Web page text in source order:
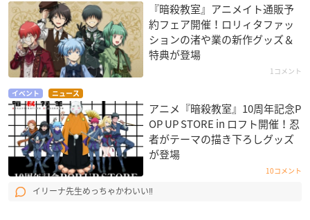
『暗殺教室』アニメイト通販予
約フェア開催！ロリィタファッ
ションの渚や業の新作グッズ＆
特典が登場
1コメント
イベント ニュース
アニメ『暗殺教室』10周年記念P
OP UP STORE in ロフト開催！忍
者がテーマの描き下ろしグッズ
が登場
10コメント
イリーナ先生めっちゃかわいい‼️